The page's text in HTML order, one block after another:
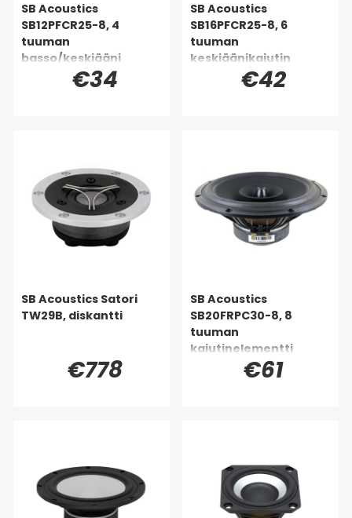
SB Acoustics
SB12PFCR25-8, 4
tuuman
basso/keskiääni
€34
SB Acoustics
SB16PFCR25-8, 6
tuuman
keskiäänikaiutin
€42
SB Acoustics Satori
TW29B, diskantti
€778
SB Acoustics
SB20FRPC30-8, 8
tuuman
kaiutinelementti
€61